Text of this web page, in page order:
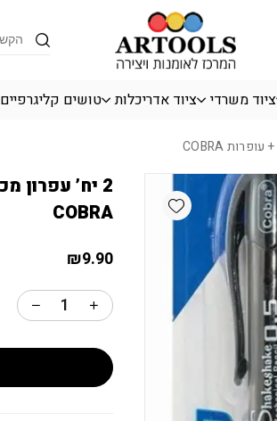
Products
search
ציוד משרדי ציוד אדריכלות טושים קליגרפיים
COBRA
₪9.90
Add wishlist